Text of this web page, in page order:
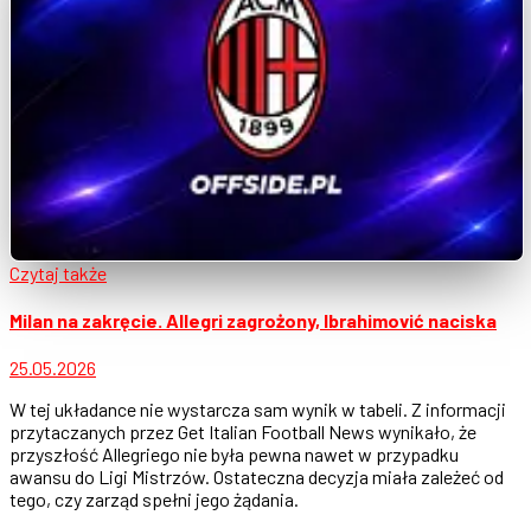
Czytaj także
Milan na zakręcie. Allegri zagrożony, Ibrahimović naciska
25.05.2026
W tej układance nie wystarcza sam wynik w tabeli. Z informacji
przytaczanych przez Get Italian Football News wynikało, że
przyszłość Allegriego nie była pewna nawet w przypadku
awansu do Ligi Mistrzów. Ostateczna decyzja miała zależeć od
tego, czy zarząd spełni jego żądania.